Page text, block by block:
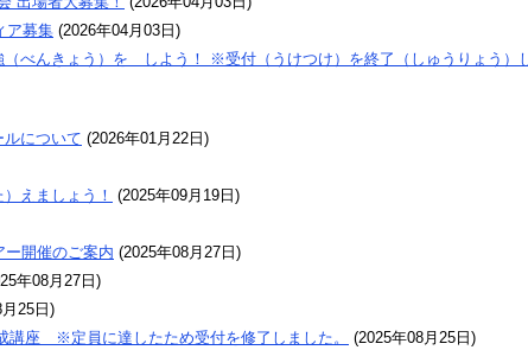
ア募集 (2026年04月03日 )
んきょう）を しよう！ ※受付（うけつけ）を終了（しゅうりょう）し
ルについて (2026年01月22日 )
えましょう！ (2025年09月19日 )
ー開催のご案内 (2025年08月27日 )
年08月27日)
25日 )
講座 ※定員に達したため受付を修了しました。
(2025年08月25日 )